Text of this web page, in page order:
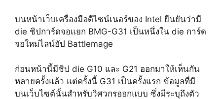
บนหน้าเว็บเครื่องมือดีไซน์เนอร์ของ Intel ยืนยันว่ามี
die ชิปการ์ดจอแยก BMG-G31 เป็นหนึ่งใน die การ์ด
จอใหม่ไลน์อัป Battlemage
ก่อนหน้านี้มีชิป die G10 และ G21 ออกมาให้เห็นกัน
หลายครั้งแล้ว แต่ครั้งนี้ G31 เป็นครั้งแรก ข้อมูลที่มี
บนเว็บไซต์นั้นสำหรับวิศวกรออกแบบ ซึ่งมีระบุถึงตัว